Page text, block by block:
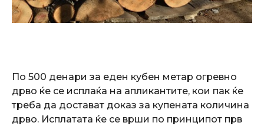
По 500 денари за еден кубен метар огревно
дрво ќе се исплаќа на апликантите, кои пак ќе
треба да достават доказ за купената количина
дрво. Исплатата ќе се врши по принципот прв